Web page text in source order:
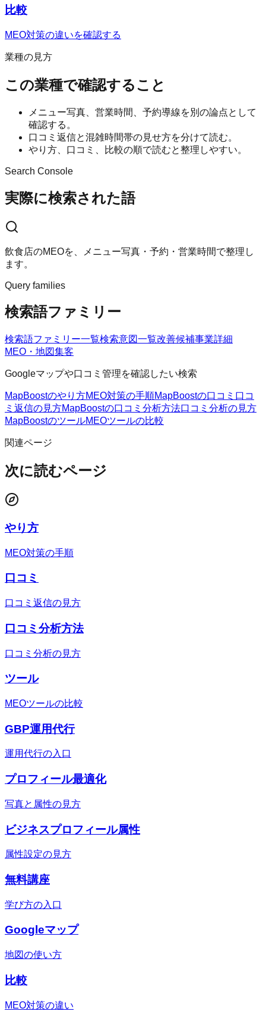
比較
MEO対策の違いを確認する
業種の見方
この業種で確認すること
メニュー写真、営業時間、予約導線を別の論点として
確認する。
口コミ返信と混雑時間帯の見せ方を分けて読む。
やり方、口コミ、比較の順で読むと整理しやすい。
Search Console
実際に検索された語
飲食店のMEOを、メニュー写真・予約・営業時間で整理し
ます。
Query families
検索語ファミリー
検索語ファミリー一覧検索意図一覧改善候補事業詳細
MEO・地図集客
Googleマップや口コミ管理を確認したい検索
MapBoostのやり方MEO対策の手順MapBoostの口コミ 口コ
ミ返信の見方MapBoostの口コミ分析方法口コミ分析の見方
MapBoostのツールMEOツールの比較
関連ページ
次に読むページ
やり方
MEO対策の手順
口コミ
口コミ返信の見方
口コミ分析方法
口コミ分析の見方
ツール
MEOツールの比較
GBP運用代行
運用代行の入口
プロフィール最適化
写真と属性の見方
ビジネスプロフィール属性
属性設定の見方
無料講座
学び方の入口
Googleマップ
地図の使い方
比較
MEO対策の違い